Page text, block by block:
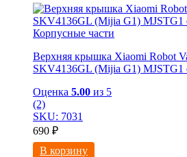
Корпусные части
Верхняя крышка Xiaomi Robot
SKV4136GL (Mijia G1) MJSTG1
Оценка 5.00 из 5
(2)
SKU: 7031
690 ₽
В корзину